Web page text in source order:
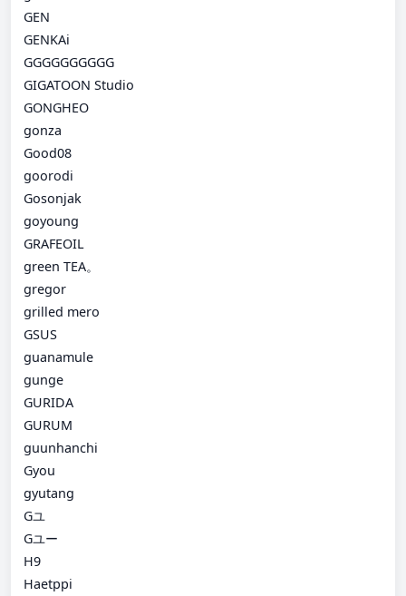
GEN
GENKAi
GGGGGGGGGG
GIGATOON Studio
GONGHEO
gonza
Good08
goorodi
Gosonjak
goyoung
GRAFEOIL
green TEA。
gregor
grilled mero
GSUS
guanamule
gunge
GURIDA
GURUM
guunhanchi
Gyou
gyutang
Gユ
Gユー
H9
Haetppi